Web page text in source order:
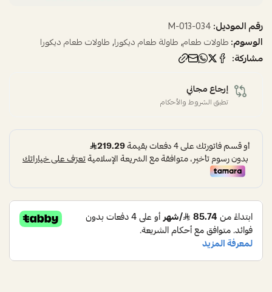
رقم الموديل:034-M-013
الوسوم:طاولات طعام,طاولة طعام ديكورا,طاولات طعام ديكورا
مشاركة:
إرجاع مجاني
تطبق الشروط والأحكام